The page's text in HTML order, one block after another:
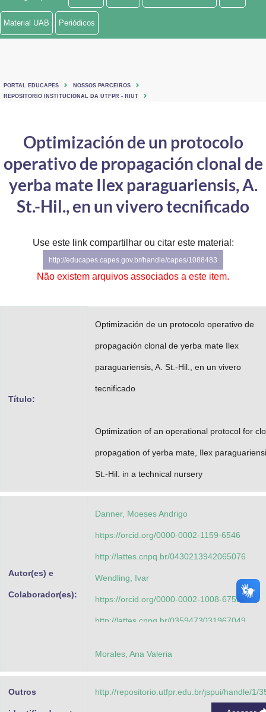
Ministério de Minas e Energia
Ministério do Turismo
Controladoria-Geral da União
Ministério da Mulher, da Família e dos Direitos Humanos
Secretaria-Geral
Gabinete de Segurança Institucional
Advocacia-Geral da União
Material UAB Periódicos
PORTAL EDUCAPES
NOSSOS PARCEIROS
REPOSITORIO INSTITUCIONAL DA UTFPR - RIUT
Optimización de un protocolo
operativo de propagación clonal de
yerba mate Ilex paraguariensis, A.
St.-Hil., en un vivero tecnificado
Use este link compartilhar ou citar este material:
http://educapes.capes.gov.br/handle/capes/1088483
Não existem arquivos associados a este item.
Título:
Optimización de un protocolo operativo de
propagación clonal de yerba mate Ilex
paraguariensis, A. St.-Hil., en un vivero
tecnificado
Optimization of an operational protocol for
propagation of yerba mate, Ilex
St.-Hil. in a technical nursery
Autor(es) e
Colaborador(es):
Danner, Moeses Andrigo
https://orcid.org/0000-0002-1159-6546
http://lattes.cnpq.br/0430213942065076
Wendling, Ivar
https://orcid.org/0000-0002-1008-6755
http://lattes.cnpq.br/0359473031967049
Morales, Ana Valeria
Outros http://repositorio.utfpr.edu.br/jspui/handle/1/